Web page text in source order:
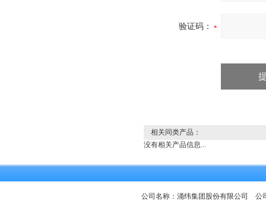
验证码：
相关同类产品：
没有相关产品信息...
公司名称：涌纬集团股份有限公司 公